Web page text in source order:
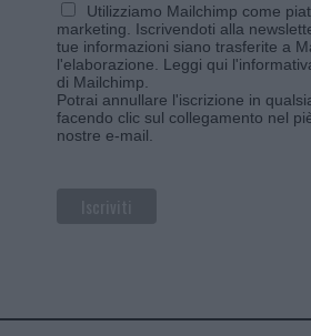
Utilizziamo Mailchimp come
marketing. Iscrivendoti alla
tue informazioni siano trasferite a
l'elaborazione. Leggi qui
di Mailchimp
Potrai annullare l'iscrizione in
facendo clic sul collegamento nel
nostre e-mail.